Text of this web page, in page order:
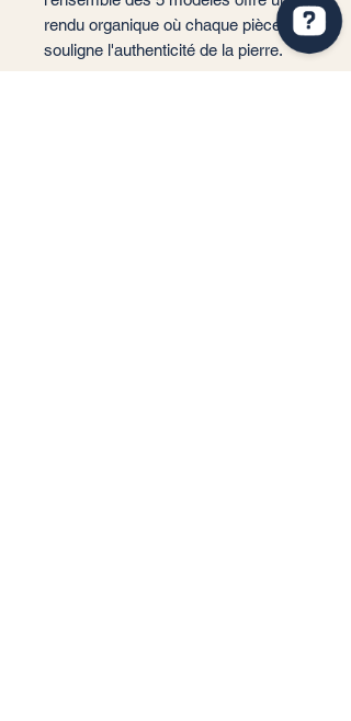
rendu organique où chaque pièce
souligne l'authenticité de la pierre.